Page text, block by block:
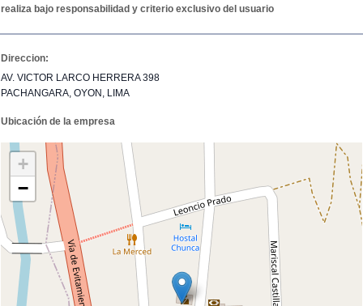
realiza bajo responsabilidad y criterio exclusivo del usuario
Direccion:
AV. VICTOR LARCO HERRERA 398
PACHANGARA, OYON, LIMA
Ubicación de la empresa
+
−